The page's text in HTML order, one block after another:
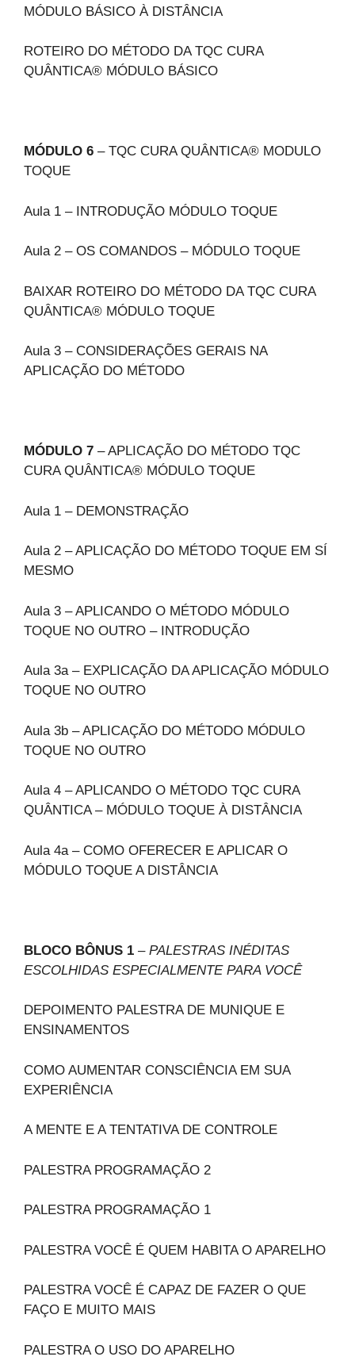
MÓDULO BÁSICO À DISTÂNCIA
ROTEIRO DO MÉTODO DA TQC CURA
QUÂNTICA® MÓDULO BÁSICO
MÓDULO 6 – TQC CURA QUÂNTICA® MODULO
TOQUE
Aula 1 – INTRODUÇÃO MÓDULO TOQUE
Aula 2 – OS COMANDOS – MÓDULO TOQUE
BAIXAR ROTEIRO DO MÉTODO DA TQC CURA
QUÂNTICA® MÓDULO TOQUE
Aula 3 – CONSIDERAÇÕES GERAIS NA
APLICAÇÃO DO MÉTODO
MÓDULO 7 – APLICAÇÃO DO MÉTODO TQC
CURA QUÂNTICA® MÓDULO TOQUE
Aula 1 – DEMONSTRAÇÃO
Aula 2 – APLICAÇÃO DO MÉTODO TOQUE EM SÍ
MESMO
Aula 3 – APLICANDO O MÉTODO MÓDULO
TOQUE NO OUTRO – INTRODUÇÃO
Aula 3a – EXPLICAÇÃO DA APLICAÇÃO MÓDULO
TOQUE NO OUTRO
Aula 3b – APLICAÇÃO DO MÉTODO MÓDULO
TOQUE NO OUTRO
Aula 4 – APLICANDO O MÉTODO TQC CURA
QUÂNTICA – MÓDULO TOQUE À DISTÂNCIA
Aula 4a – COMO OFERECER E APLICAR O
MÓDULO TOQUE A DISTÂNCIA
BLOCO BÔNUS 1 – PALESTRAS INÉDITAS
ESCOLHIDAS ESPECIALMENTE PARA VOCÊ
DEPOIMENTO PALESTRA DE MUNIQUE E
ENSINAMENTOS
COMO AUMENTAR CONSCIÊNCIA EM SUA
EXPERIÊNCIA
A MENTE E A TENTATIVA DE CONTROLE
PALESTRA PROGRAMAÇÃO 2
PALESTRA PROGRAMAÇÃO 1
PALESTRA VOCÊ É QUEM HABITA O APARELHO
PALESTRA VOCÊ É CAPAZ DE FAZER O QUE
FAÇO E MUITO MAIS
PALESTRA O USO DO APARELHO